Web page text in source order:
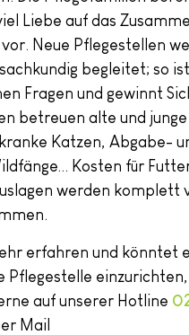
Liebe auf das
Neue Pflegestellen
begleitet; so
Fragen und gewinnt
betreuen alte und
Katzen, Abgabe-
Kosten für
werden komplett
erfahren und könntet
Pflegestelle
auf unserer Hotline
Mail